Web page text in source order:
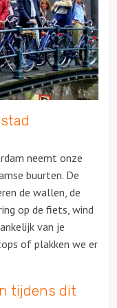
neemt onze
buurten. De
de wallen, de
op de fiets, wind
van je
of plakken we er
tijdens dit